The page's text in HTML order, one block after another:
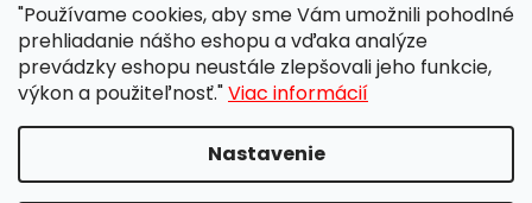
"Používame cookies, aby sme Vám umožnili pohodlné
prehliadanie nášho eshopu a vďaka analýze
prevádzky eshopu neustále zlepšovali jeho funkcie,
výkon a použiteľnosť."Viac informácií
Nastavenie
E-shop: 0948 647 767